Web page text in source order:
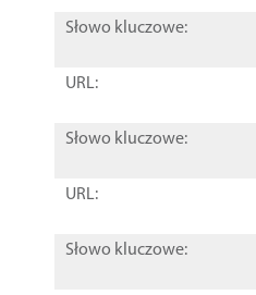
Słowo kluczowe:
URL:
Słowo kluczowe:
URL:
Słowo kluczowe: